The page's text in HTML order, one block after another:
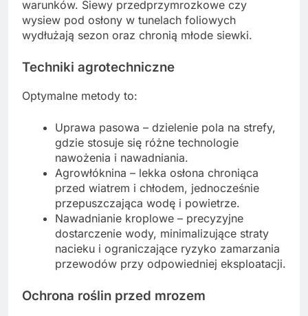
warunków. Siewy przedprzymrozkowe czy
wysiew pod osłony w tunelach foliowych
wydłużają sezon oraz chronią młode siewki.
Techniki agrotechniczne
Optymalne metody to:
Uprawa pasowa – dzielenie pola na strefy,
gdzie stosuje się różne technologie
nawożenia i nawadniania.
Agrowłóknina – lekka osłona chroniąca
przed wiatrem i chłodem, jednocześnie
przepuszczająca wodę i powietrze.
Nawadnianie kroplowe – precyzyjne
dostarczenie wody, minimalizujące straty
nacieku i ograniczające ryzyko zamarzania
przewodów przy odpowiedniej eksploatacji.
Ochrona roślin przed mrozem